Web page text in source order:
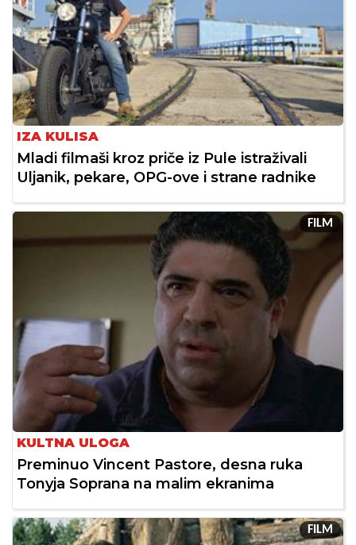
IZA KULISA
Mladi filmaši kroz priče iz Pule istraživali
Uljanik, pekare, OPG-ove i strane radnike
FILM
KULTNA ULOGA
Preminuo Vincent Pastore, desna ruka
Tonyja Soprana na malim ekranima
FILM